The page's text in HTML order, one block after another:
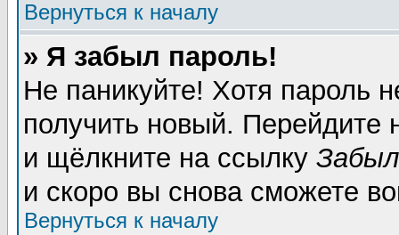
Вернуться к началу
» Я забыл пароль!
Не паникуйте! Хотя пароль
получить новый. Перейдите
и щёлкните на ссылку
и скоро вы снова сможете
Вернуться к началу